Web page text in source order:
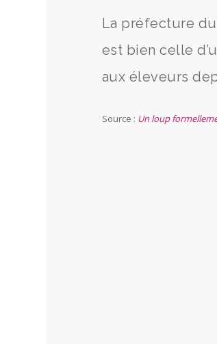
La préfecture
est bien celle
aux éleveurs
Source : Un loup